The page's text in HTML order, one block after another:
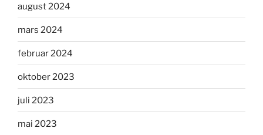
august 2024
mars 2024
februar 2024
oktober 2023
juli 2023
mai 2023